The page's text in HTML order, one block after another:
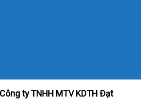
Công ty TNHH MTV KDTH Đạt